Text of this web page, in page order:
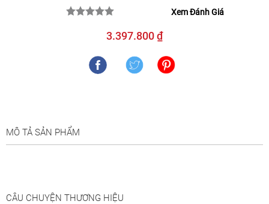
Xem Đánh Giá
3.397.800 ₫
MÔ TẢ SẢN PHẨM
CÂU CHUYỆN THƯƠNG HIỆU